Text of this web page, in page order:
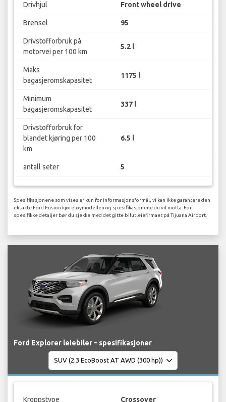
Drivhjul Front wheel drive
Brensel 95
Drivstofforbruk på
motorvei per 100 km
5.2 l
Maks
bagasjeromskapasitet
1175 l
Minimum
bagasjeromskapasitet
337 l
Drivstofforbruk for
blandet kjøring per 100
km
6.5 l
antall seter 5
Spesifikasjonene som vises er kun for informasjonsformål, vi kan ikke garantere den
eksakte Ford Fusion kjøretøymodellen og spesifikasjonene du vil motta. For
spesifikke detaljer bør du sjekke med det gitte bilutleiefirmaet på Tijuana Airport.
Ford Explorer leiebiler – spesifikasjoner
Kroppstype Crossover